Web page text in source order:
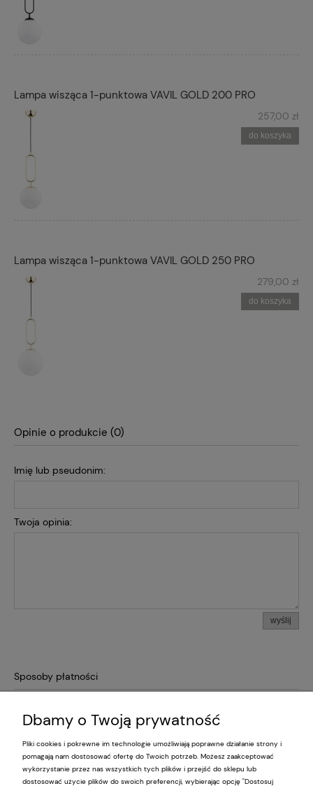
Lampa wisząca 1-punktowa VAVIL GOLD 200 PRO
257,00 zł
do koszyka
Lampa wisząca 1-punktowa VAVIL GOLD 250 PRO
279,00 zł
do koszyka
Opinie o produkcie (0)
Imię lub pseudonim:
Twoja opinia:
wyślij
Sposoby płatności
Pomoc
Dbamy o Twoją prywatność
Pliki cookies i pokrewne im technologie umożliwiają poprawne działanie strony i
pomagają nam dostosować ofertę do Twoich potrzeb. Możesz zaakceptować
wykorzystanie przez nas wszystkich tych plików i przejść do sklepu lub
dostosować użycie plików do swoich preferencji, wybierając opcję "Dostosuj